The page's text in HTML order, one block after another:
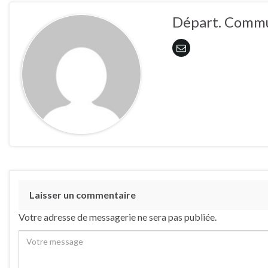
Départ.
Laisser un commentaire
Votre adresse de messagerie ne sera pas publiée.